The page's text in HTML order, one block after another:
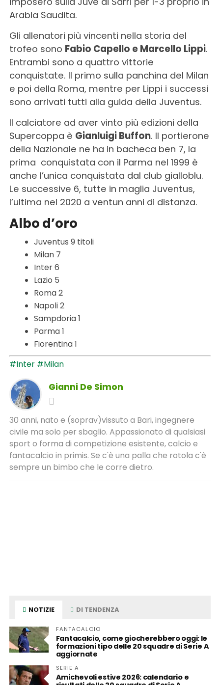
Arabia Saudita.
Gli allenatori più vincenti nella storia del
trofeo sono Fabio Capello e Marcello Lippi.
Entrambi sono a quattro vittorie
conquistate. Il primo sulla panchina del Milan
e poi della Roma, mentre per Lippi i successi
sono arrivati tutti alla guida della Juventus.
Il calciatore ad aver vinto più edizioni della
Supercoppa è Gianluigi Buffon. Il portierone
della Nazionale ne ha in bacheca ben 7, la
prima conquistata con il Parma nel 1999 è
anche l’unica conquistata dal club gialloblu.
Le successive 6, tutte in maglia Juventus,
l’ultima nel 2020 a ventun anni di distanza.
Albo d’oro
Juventus 9 titoli
Milan 7
Inter 6
Lazio 5
Roma 2
Napoli 2
Sampdoria 1
Parma 1
Fiorentina 1
#Inter #Milan
Gianni De Simon
30 anni, nato e (soprav)vissuto a Bari, ingegnere
civile ma solo per sbaglio. Appassionato di qualsiasi
sport o forma di competizione esistente, calcio e
fantacalcio in primis. Se c'è una palla che rotola c'è
sempre un bimbo che le corre dietro.
NOTIZIE DI TENDENZA
FANTACALCIO
Fantacalcio, come giocherebbero oggi: le
formazioni tipo delle 20 squadre di Serie A
aggiornate
SERIE A
Amichevoli estive 2026: calendario e